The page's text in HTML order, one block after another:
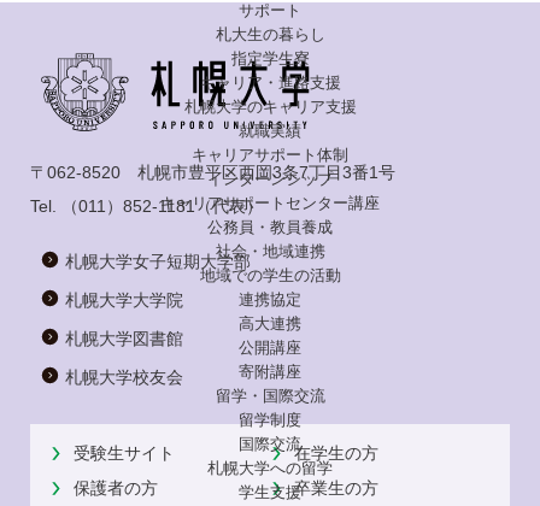
サポート
札大生の暮らし
指定学生寮
キャリア・進路支援
札幌大学のキャリア支援
就職実績
キャリアサポート体制
インターンシップ
キャリアサポートセンター講座
公務員・教員養成
社会・地域連携
地域での学生の活動
連携協定
高大連携
公開講座
寄附講座
留学・国際交流
留学制度
国際交流
札幌大学への留学
学生支援
〒062-8520 札幌市豊平区西岡3条7丁目3番1号
Tel.
（011）852-1181（代表）
札幌大学女子短期大学部
札幌大学大学院
札幌大学図書館
札幌大学校友会
受験生サイト
在学生の方
保護者の方
卒業生の方